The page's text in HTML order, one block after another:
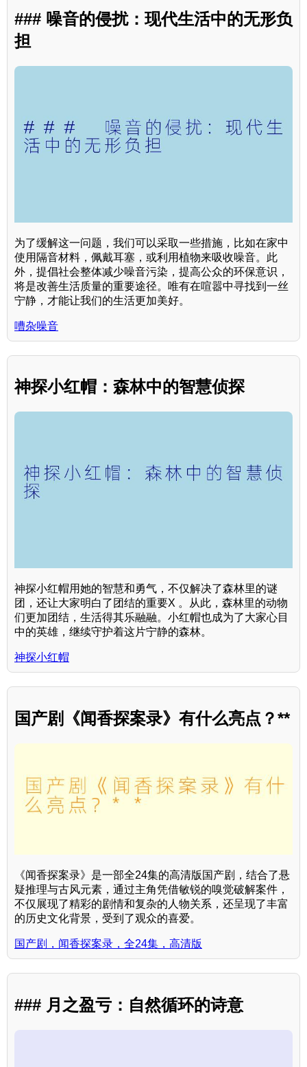
### 噪音的侵扰：现代生活中的无形负
担
为了缓解这一问题，我们可以采取一些措施，比如在家中
使用隔音材料，佩戴耳塞，或利用植物来吸收噪音。此
外，提倡社会整体减少噪音污染，提高公众的环保意识，
将是改善生活质量的重要途径。唯有在喧嚣中寻找到一丝
宁静，才能让我们的生活更加美好。
嘈杂噪音
神探小红帽：森林中的智慧侦探
神探小红帽用她的智慧和勇气，不仅解决了森林里的谜
团，还让大家明白了团结的重要X 。从此，森林里的动物
们更加团结，生活得其乐融融。小红帽也成为了大家心目
中的英雄，继续守护着这片宁静的森林。
神探小红帽
国产剧《闻香探案录》有什么亮点？**
《闻香探案录》是一部全24集的高清版国产剧，结合了悬
疑推理与古风元素，通过主角凭借敏锐的嗅觉破解案件，
不仅展现了精彩的剧情和复杂的人物关系，还呈现了丰富
的历史文化背景，受到了观众的喜爱。
国产剧，闻香探案录，全24集，高清版
### 月之盈亏：自然循环的诗意